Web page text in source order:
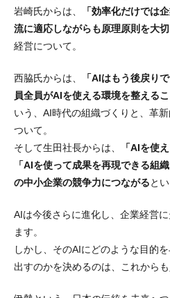
岩崎氏からは、
「効率化だけでは
流に適応しながらも原理原則を大切
経営について。
西脇氏からは、
「AIはもう後戻り
員全員がAIを使える環境を整える
いう、AI時代の組織づくりと、革
ついて。
そして生田社長からは、
「AIを使
「AIを使って成果を再現できる組
の中小企業の競争力につながると
AIは今後さらに進化し、企業経営
ます。
しかし、そのAIにどのような目的
出すのかを決めるのは、これからも